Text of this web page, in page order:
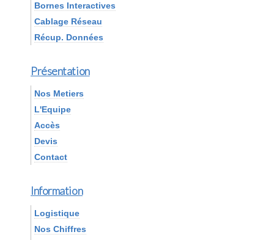
Bornes Interactives
Cablage Réseau
Récup. Données
Présentation
Nos Metiers
L'Equipe
Accès
Devis
Contact
Information
Logistique
Nos Chiffres